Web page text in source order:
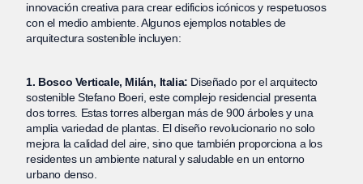
innovación creativa para crear edificios icónicos y respetuosos
con el medio ambiente. Algunos ejemplos notables de
arquitectura sostenible incluyen:
1. Bosco Verticale, Milán, Italia: Diseñado por el arquitecto
sostenible Stefano Boeri, este complejo residencial presenta
dos torres. Estas torres albergan más de 900 árboles y una
amplia variedad de plantas. El diseño revolucionario no solo
mejora la calidad del aire, sino que también proporciona a los
residentes un ambiente natural y saludable en un entorno
urbano denso.